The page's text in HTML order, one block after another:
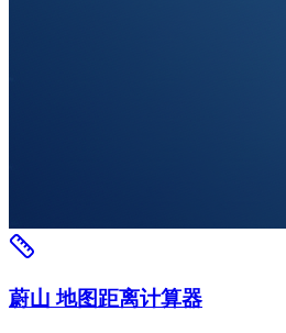
蔚山 地图距离计算器